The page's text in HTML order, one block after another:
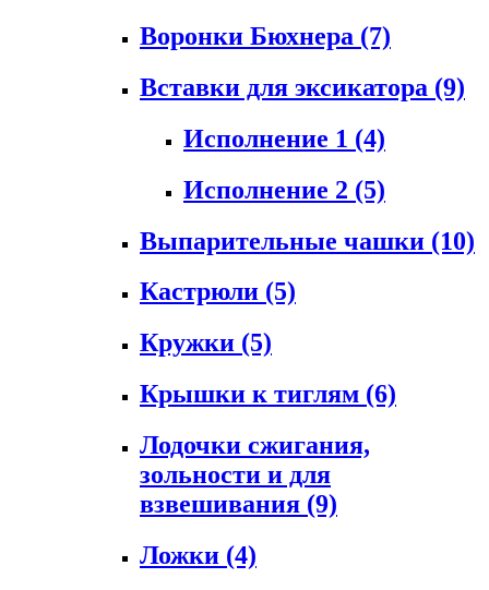
Воронки Бюхнера (7)
Вставки для эксикатора (9)
Исполнение 1 (4)
Исполнение 2 (5)
Выпарительные чашки (10)
Кастрюли (5)
Кружки (5)
Крышки к тиглям (6)
Лодочки сжигания,
зольности и для
взвешивания (9)
Ложки (4)